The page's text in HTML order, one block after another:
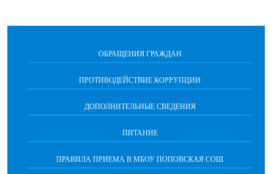
ОБРАЩЕНИЯ ГРАЖДАН
ПРОТИВОДЕЙСТВИЕ КОРРУПЦИИ
ДОПОЛНИТЕЛЬНЫЕ СВЕДЕНИЯ
ПИТАНИЕ
ПРАВИЛА ПРИЕМА В МБОУ ПОПОВСКАЯ СОШ